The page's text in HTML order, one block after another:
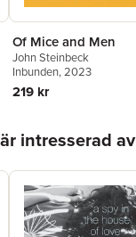
Of Mice and Men
John Steinbeck
Inbunden, 2023
219 kr
intresserad av